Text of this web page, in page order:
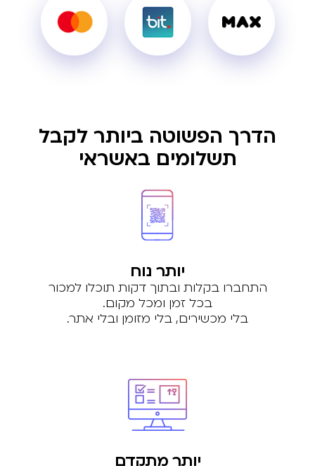
הדרך הפשוטה ביותר לקבל
תשלומים באשראי
יותר נוח
התחברו בקלות ובתוך דקות תוכלו למכור
בכל זמן ומכל מקום.
בלי מכשירים, בלי מזומן ובלי אתר.
יותר מתקדם